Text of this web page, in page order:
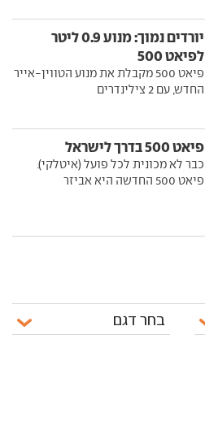
יורדים נמוך: מנוע 0.9 ליטר
לפיאט 500
פיאט 500 מקבלת את מנוע הטווין-אייר
החדש, עם 2 צילינדרים
פיאט 500 בדרך לישראל
כבר לא מכונית לכל פועל (איטלקי).
פיאט 500 החדשה היא אביזר